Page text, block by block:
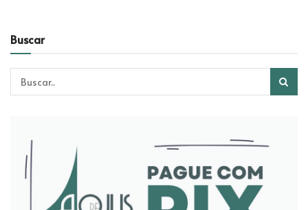
Buscar